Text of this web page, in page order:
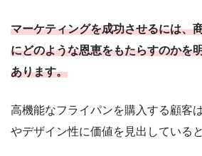
マーケティングを成功させるには、
にどのような恩恵をもたらすのかを
あります。
高機能なフライパンを購入する顧客
やデザイン性に価値を見出している